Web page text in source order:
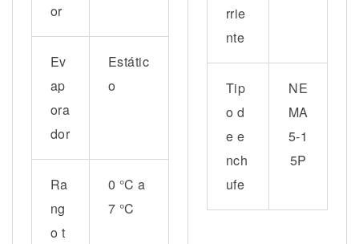
or
Ev
ap
ora
dor
Estátic
o
Ra
ng
o t
0 °C a
7 °C
rrie
nte
Tip
o d
e e
nch
ufe
NE
MA
5-1
5P